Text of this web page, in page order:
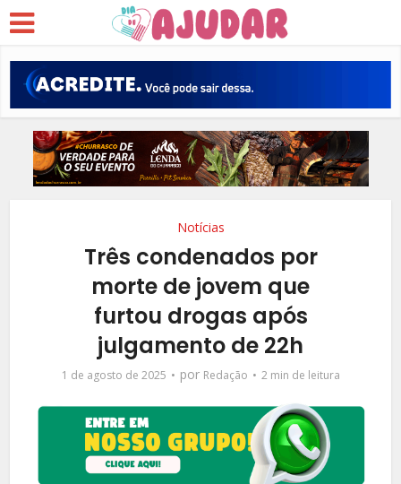
Notícias
Três condenados por
morte de jovem que
furtou drogas após
julgamento de 22h
1 de agosto de 2025 por Redação 2 min de leitura